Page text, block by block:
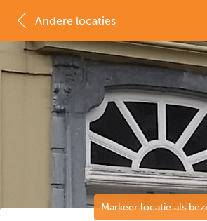
Markeer locatie als
Andere locaties
MAP